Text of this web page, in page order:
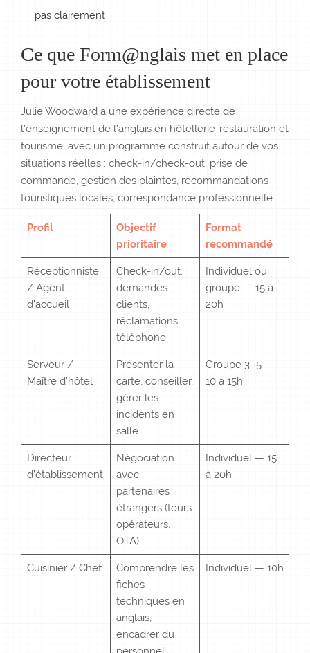
pas clairement
Ce que Form@nglais met en place
pour votre établissement
Julie Woodward a une expérience directe de
l’enseignement de l’anglais en hôtellerie-restauration et
tourisme, avec un programme construit autour de vos
situations réelles : check-in/check-out, prise de
commande, gestion des plaintes, recommandations
touristiques locales, correspondance professionnelle.
Profil
Objectif
prioritaire
Format
recommandé
Réceptionniste
/ Agent
d’accueil
Check-in/out,
demandes
clients,
réclamations,
téléphone
Individuel ou
groupe — 15 à
20h
Serveur /
Maître d’hôtel
Présenter la
carte, conseiller,
gérer les
incidents en
salle
Groupe 3–5 —
10 à 15h
Directeur
d’établissement
Négociation
avec
partenaires
étrangers (tours
opérateurs,
OTA)
Individuel — 15
à 20h
Cuisinier / Chef
Comprendre les
fiches
techniques en
anglais,
encadrer du
Individuel — 10h